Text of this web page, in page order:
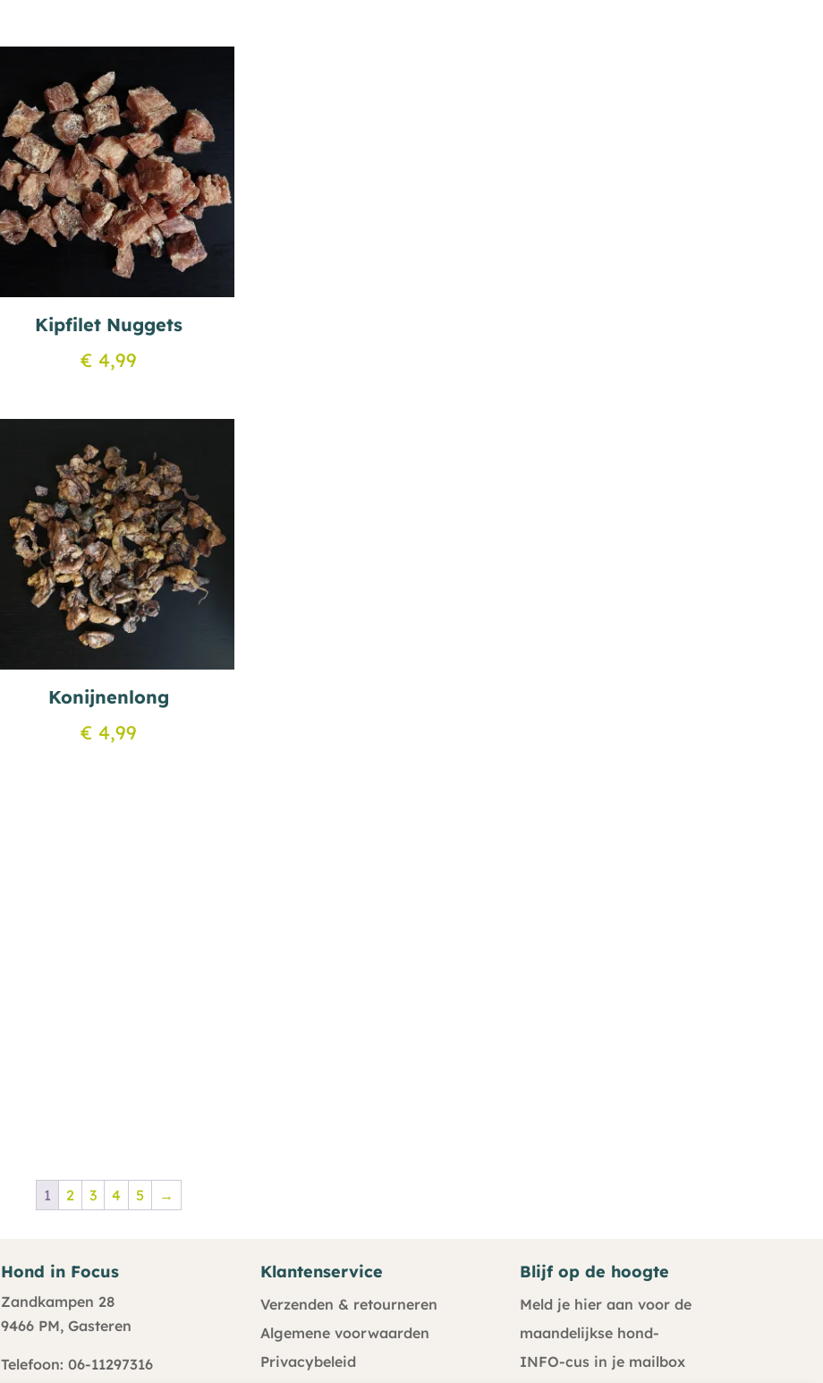
Kipfilet Nuggets
€ 4,99
Konijnenlong
€ 4,99
1 2 3 4 5 →
Hond in Focus
Zandkampen 28
9466 PM, Gasteren
Telefoon: 06-11297316
Klantenservice
Verzenden & retourneren
Algemene voorwaarden
Privacybeleid
Blijf op de hoogte
Meld je hier aan voor de
maandelijkse hond-
INFO-cus in je mailbox